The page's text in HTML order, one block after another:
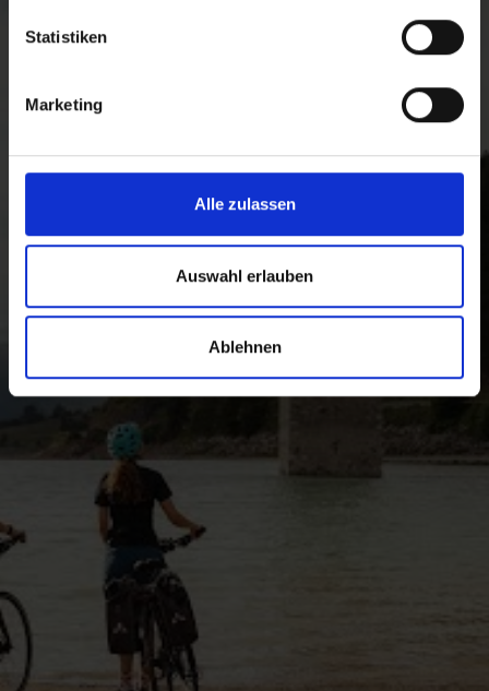
Statistiken
Marketing
Alle zulassen
Auswahl erlauben
Ablehnen
Vinschgau die längste Bike-Saison im Alpenraum.
Spezialisierte Bike-Points bieten zudem radspezifische
Services an: Bike-Shuttles durch das ganze Tal,
geführte Touren und professionelle Beratung.
Außerdem ist das Fahrradverleihnetz im Vinschgau
besonders funktional durchgeplant: Mit speziellen
Kombitickets können Gäste die öffentlichen
Verkehrsmittel nutzen, Fahrräder ausleihen und sie
nach der Tour auch an anderen Stellen ohne Aufpreis
zurückgeben. Die passende Unterkunft finden Biker in
spezialisierten Bike-Hotels.